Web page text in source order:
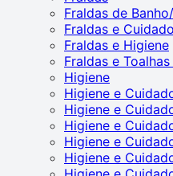
Fraldas de
Fraldas e
Fraldas e Higiene
Fraldas e
Higiene
Higiene e
Higiene e
Higiene e
Higiene e
Higiene e